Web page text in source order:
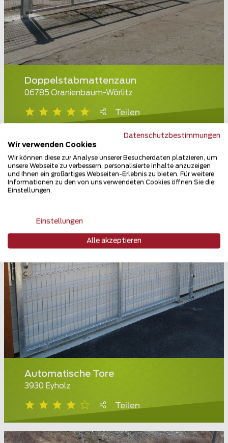
Doppelstabmattenzaun
06785 Oranienbaum-Wörlitz
Teilen
Automatische Tore
3930 Eyholz
Teilen
Datenschutzbestimmungen
Wir verwenden Cookies
Wir können diese zur Analyse unserer Besucherdaten platzieren, um
unsere Webseite zu verbessern, personalisierte Inhalte anzuzeigen
und Ihnen ein großartiges Webseiten-Erlebnis zu bieten. Für weitere
Informationen zu den von uns verwendeten Cookies öffnen Sie die
Einstellungen.
Einstellungen
Alle akzeptieren